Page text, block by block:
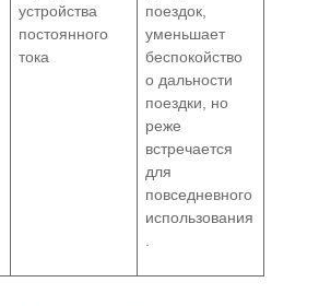
устройства
постоянного
тока
поездок,
уменьшает
беспокойство
о дальности
поездки, но
реже
встречается
для
повседневного
использования